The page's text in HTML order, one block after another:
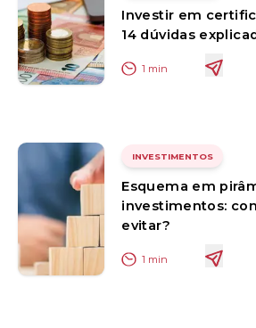
Investir em
14 dúvidas
1 min
INVESTIMENTOS
Esquema em
investimentos:
evitar?
1 min